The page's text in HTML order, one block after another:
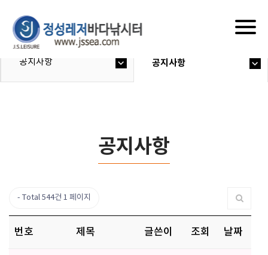
공지사항 공지사항
공지사항
Total 544건 1 페이지
번호 제목 글쓴이 조회 날짜